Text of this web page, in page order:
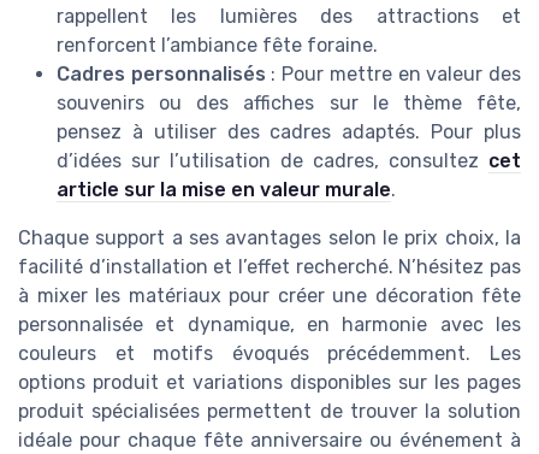
rappellent les lumières des attractions et
renforcent l’ambiance fête foraine.
Cadres personnalisés : Pour mettre en valeur des
souvenirs ou des affiches sur le thème fête,
pensez à utiliser des cadres adaptés. Pour plus
d’idées sur l’utilisation de cadres, consultez cet
article sur la mise en valeur murale.
Chaque support a ses avantages selon le prix choix, la
facilité d’installation et l’effet recherché. N’hésitez pas
à mixer les matériaux pour créer une décoration fête
personnalisée et dynamique, en harmonie avec les
couleurs et motifs évoqués précédemment. Les
options produit et variations disponibles sur les pages
produit spécialisées permettent de trouver la solution
idéale pour chaque fête anniversaire ou événement à